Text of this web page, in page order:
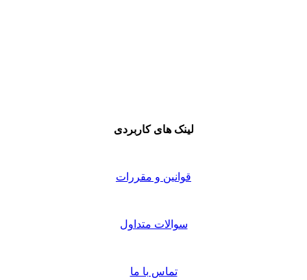
لینک های کاربردی
قوانین و مقررات
سوالات متداول
تماس با ما